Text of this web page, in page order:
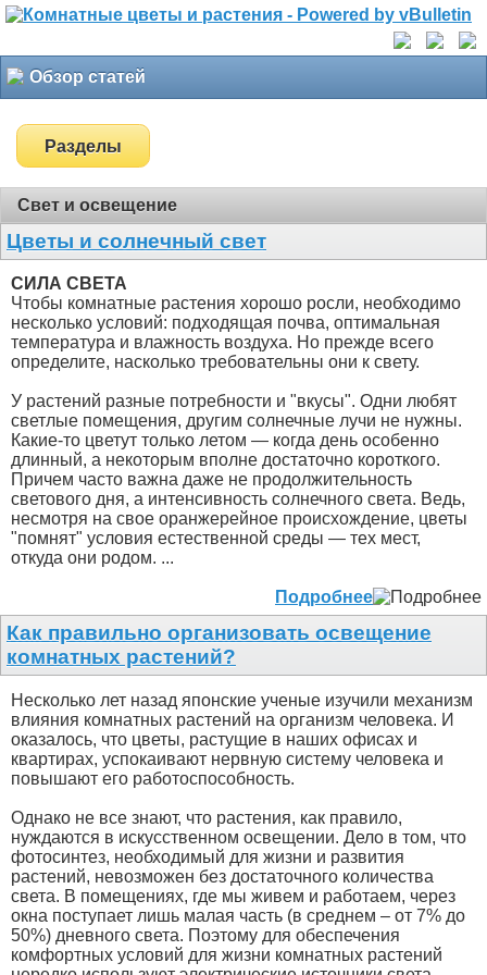
Обзор статей
Разделы
Свет и освещение
Цветы и солнечный свет
СИЛА СВЕТА
Чтобы комнатные растения хорошо росли, необходимо
несколько условий: подходящая почва, оптимальная
температура и влажность воздуха. Но прежде всего
определите, насколько требовательны они к свету.
У растений разные потребности и "вкусы". Одни любят
светлые помещения, другим солнечные лучи не нужны.
Какие-то цветут только летом — когда день особенно
длинный, а некоторым вполне достаточно короткого.
Причем часто важна даже не продолжительность
светового дня, а интенсивность солнечного света. Ведь,
несмотря на свое оранжерейное происхождение, цветы
"помнят" условия естественной среды — тех мест,
откуда они родом. ...
Подробнее
Как правильно организовать освещение
комнатных растений?
Несколько лет назад японские ученые изучили механизм
влияния комнатных растений на организм человека. И
оказалось, что цветы, растущие в наших офисах и
квартирах, успокаивают нервную систему человека и
повышают его работоспособность.
Однако не все знают, что растения, как правило,
нуждаются в искусственном освещении. Дело в том, что
фотосинтез, необходимый для жизни и развития
растений, невозможен без достаточного количества
света. В помещениях, где мы живем и работаем, через
окна поступает лишь малая часть (в среднем – от 7% до
50%) дневного света. Поэтому для обеспечения
комфортных условий для жизни комнатных растений